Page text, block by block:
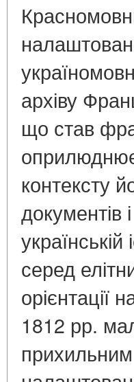
архіву
що став
контексту
документів
серед
орієнтації
1812 рр.